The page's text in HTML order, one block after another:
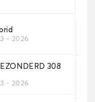
- 2026
308
- 2026
dat je nodig hebt.